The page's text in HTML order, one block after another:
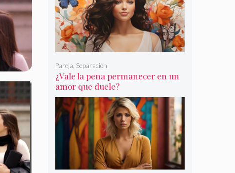
¿Vale la pena permanecer en un
amor que duele?
Pareja, Separación